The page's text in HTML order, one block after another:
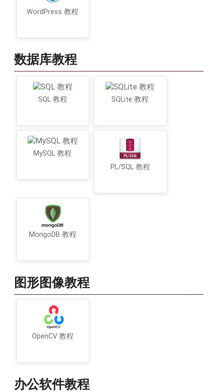
WordPress 教程
数据库教程
SQL 教程 SQLite 教程
MySQL 教程
PL/SQL 教程
MongoDB 教程
图形图像教程
OpenCV 教程
办公软件教程